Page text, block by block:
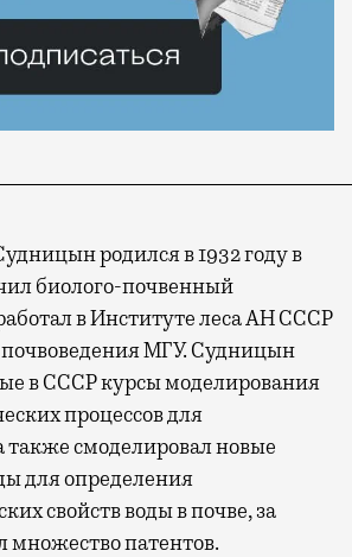
родился в 1932 году в
биолого-почвенный
в Институте леса АН СССР
почвоведения МГУ. Судницын
в СССР курсы моделирования
процессов для
также смоделировал новые
для определения
свойств воды в почве, за
множество патентов.